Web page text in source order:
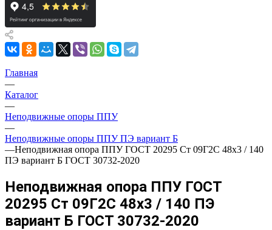
Главная
—
Каталог
—
Неподвижные опоры ППУ
—
Неподвижные опоры ППУ ПЭ вариант Б
—Неподвижная опора ППУ ГОСТ 20295 Ст 09Г2С 48x3 / 140
ПЭ вариант Б ГОСТ 30732-2020
Неподвижная опора ППУ ГОСТ
20295 Ст 09Г2С 48x3 / 140 ПЭ
вариант Б ГОСТ 30732-2020